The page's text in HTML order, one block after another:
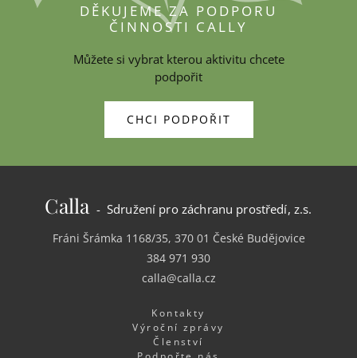
DĚKUJEME ZA PODPORU
ČINNOSTI CALLY
Můžete si vybrat kterou aktivitu chcete
podpořit
CHCI PODPOŘIT
Calla - Sdružení pro záchranu prostředí, z.s.
Fráni Šrámka 1168/35, 370 01 České Budějovice
384 971 930
calla@calla.cz
Kontakty
Výroční zprávy
Členství